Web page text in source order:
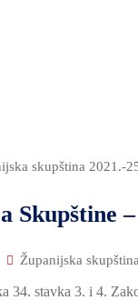
skupština 2021.-
Skupštine
Županijska
34. stavka 3. i 4.